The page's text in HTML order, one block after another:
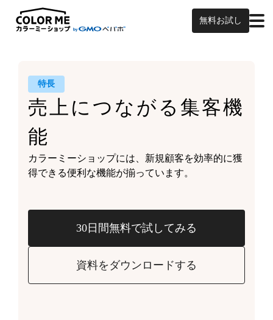
無料お試し
特長
売上につながる集客機
能
カラーミーショップには、 新規顧客を効率的に獲
得できる便利な機能が揃っています。
30日間無料で試してみる
資料をダウンロードする